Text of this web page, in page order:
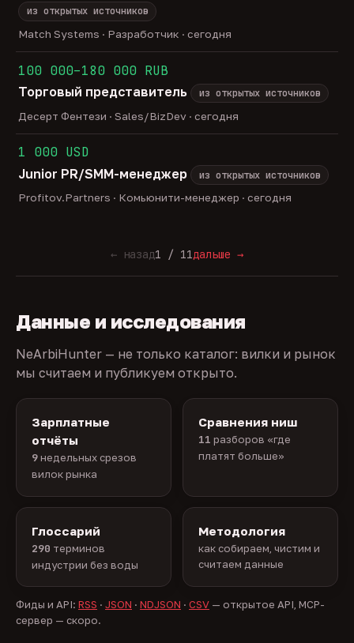
из открытых источников
Match Systems · Разработчик · сегодня
100 000–180 000 RUB
Торговый представитель
из открытых источников
Десерт Фентези · Sales/BizDev · сегодня
1 000 USD
Junior PR/SMM-менеджер
из открытых источников
Profitov.Partners · Комьюнити-менеджер · сегодня
← назад1 / 11дальше →
Данные и исследования
NeArbiHunter — не только каталог: вилки и рынок
мы считаем и публикуем открыто.
Зарплатные
отчёты
9недельных срезов
вилок рынка
Сравнения ниш
11 разборов «где
платят больше»
Глоссарий
290 терминов
индустрии без воды
Методология
как собираем, чистим и
считаем данные
Фиды и API: RSS · JSON · NDJSON · CSV — открытое API, MCP-
сервер — скоро.